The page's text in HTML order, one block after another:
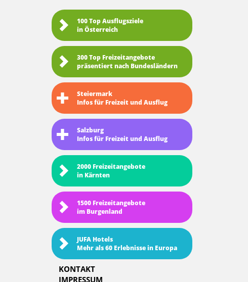
100 Top Ausflugsziele
in Österreich
300 Top Freizeitangebote
präsentiert nach Bundesländern
Steiermark
Infos für Freizeit und Ausflug
Salzburg
Infos für Freizeit und Ausflug
2000 Freizeitangebote
in Kärnten
1500 Freizeitangebote
im Burgenland
JUFA Hotels
Mehr als 60 Erlebnisse in Europa
KONTAKT
IMPRESSUM